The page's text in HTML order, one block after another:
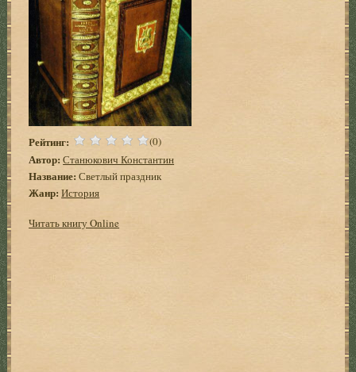
Рейтинг: (0)
Автор: Станюкович Константин
Название: Светлый праздник
Жанр: История
Читать книгу Online